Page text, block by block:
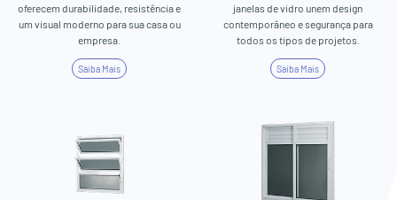
oferecem durabilidade, resistência e
um visual moderno para sua casa ou
empresa.
Saiba Mais
janelas de vidro unem design
contemporâneo e segurança para
todos os tipos de projetos.
Saiba Mais